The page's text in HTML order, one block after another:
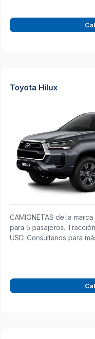
Toyota Hilux
CAMIONETAS de la
para 5 pasajeros.
USD. Consultanos para